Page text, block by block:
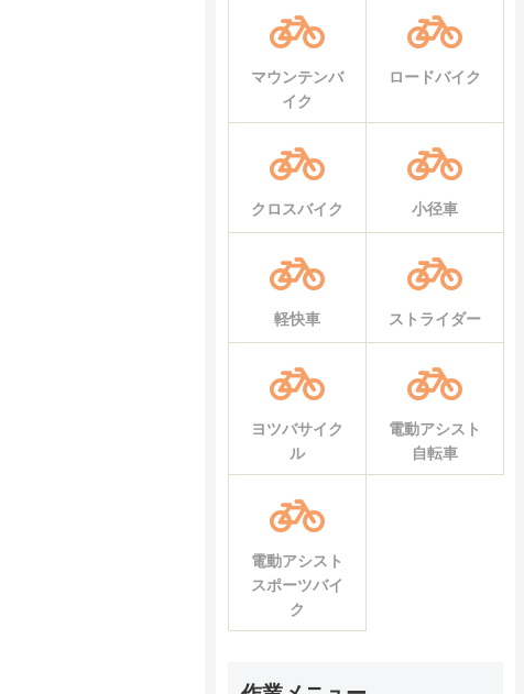
マウンテンバ
イク
ロードバイク
クロスバイク 小径車
軽快車 ストライダー
ヨツバサイク
ル
電動アシスト
自転車
電動アシスト
スポーツバイ
ク